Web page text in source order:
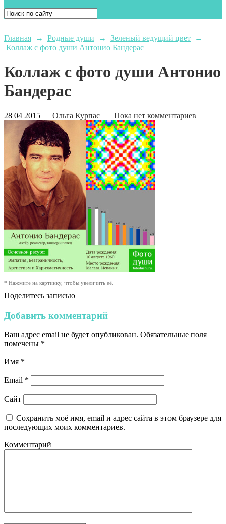
Главная → Родные души → Зеленый ведущий цвет →
Коллаж с фото души Антонио Бандерас
Коллаж с фото души Антонио
Бандерас
28 04 2015 Ольга Курпас Пока нет комментариев
* Нажмите на картинку, чтобы увеличить её.
Поделитесь записью
Добавить комментарий
Ваш адрес email не будет опубликован. Обязательные поля
помечены *
Имя *
Email *
Сайт
Сохранить моё имя, email и адрес сайта в этом браузере для
последующих моих комментариев.
Комментарий